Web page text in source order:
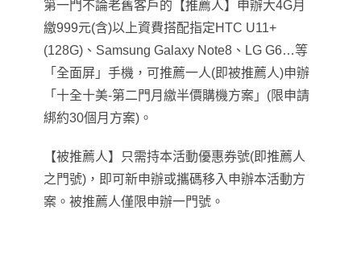
第一門不論老舊客戶的【推薦人】申辦大4G月
繳999元(含)以上資費搭配指定HTC U11+
(128G) 、 Samsung Galaxy Note8 、 LG G6…等
「全面屏」手機，可推薦一人(即被推薦人)申辦
「十全十美-第二門月繳半價購機方案」(限申請
綁約30個月方案)。
【被推薦人】只需持本活動優惠券號(即推薦人
之門號)，即可新申辦或攜碼移入申辦本活動方
案。被推薦人僅限申辦一門號。